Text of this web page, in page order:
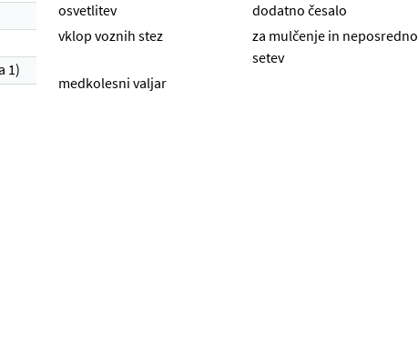
1)
osvetlitev
dodatno česalo
vklop voznih stez
za mulčenje in neposredno
setev
medkolesni valjar